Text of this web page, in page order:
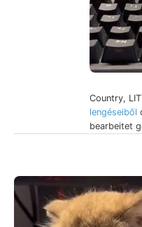
Country,
lengéseiből
bearbeitet